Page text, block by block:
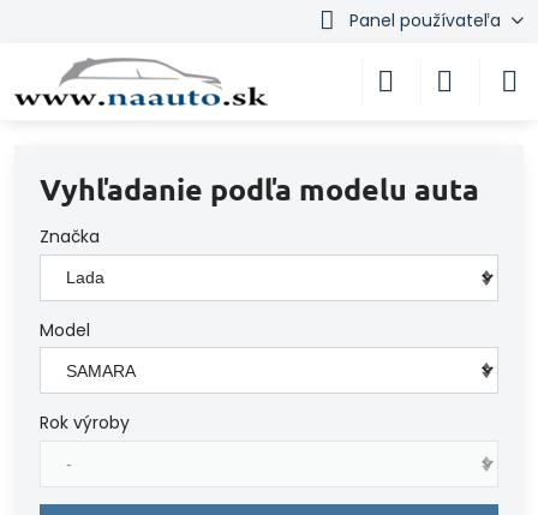
Panel používateľa
Vyhľadanie podľa modelu auta
Značka
Model
Rok výroby